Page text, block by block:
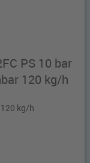
PS 10 bar
120 kg/h
kg/h